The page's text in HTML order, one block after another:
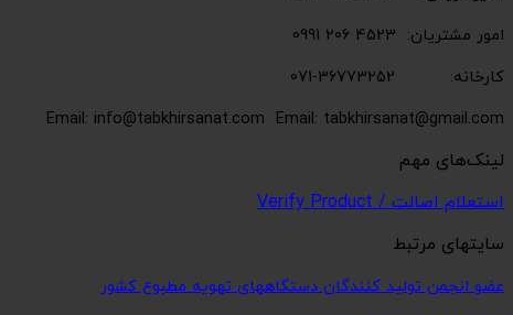
امور مشتریان: 4523 206 0991
کارخانه: 36773252-071
Email: info@tabkhirsanat.com Email: tabkhirsanat@gmail.com
لینک‌های مهم
استعلام اصالت / Verify Product
سایتهای مرتبط
عضو انجمن تولید کنندگان دستگاههای تهویه مطبوع کشور